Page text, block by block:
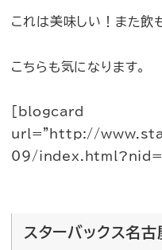
これは美味しい！また飲
こちらも気になります。
[blogcard
url=”http://
09/
スターバックス名